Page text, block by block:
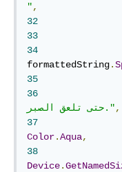
",
32
33
34
formattedString.
35
36
حتى تلعق الصبر.",
37
Color.Aqua,
38
Device.